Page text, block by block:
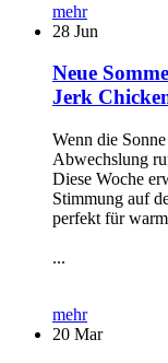
mehr
28 Jun
Neue
Jerk
Wenn die
Abwechslung
Diese Woche
Stimmung auf
perfekt für
...
mehr
20 Mar